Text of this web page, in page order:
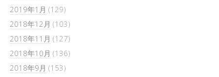
2019年1月 (129)
2018年12月 (103)
2018年11月 (127)
2018年10月 (136)
2018年9月 (153)